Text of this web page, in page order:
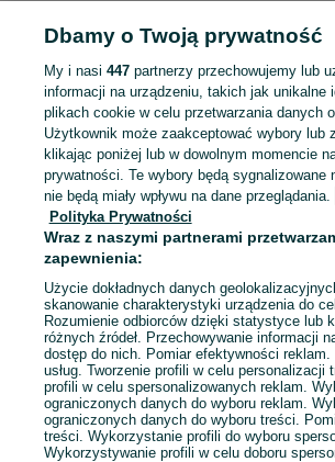
łata dachowa księżycowe miasto
przyłącz teletechniczne przyłącza
Mapa kategorii
Mapa miejscowości
Mapa ministron
Dbamy o Twoją prywatność
My i nasi 447partnerzy przechowujemy lub
informacji na urządzeniu, takich jak unikalne
plikach cookie w celu przetwarzania danych
Użytkownik może zaakceptować wybory lub
klikając poniżej lub w dowolnym momencie
prywatności. Te wybory będą sygnalizowane
nie będą miały wpływu na dane przeglądania.
Polityka Prywatności
Wraz z naszymi partnerami
zapewnienia:
Użycie dokładnych danych
skanowanie charakterystyki urządzenia do
Rozumienie odbiorców dzięki statystyce lub
różnych źródeł. Przechowywanie informacji
dostęp do nich. Pomiar efektywności reklam.
usług. Tworzenie profili w celu personalizacji
profili w celu spersonalizowanych reklam.
ograniczonych danych do wyboru reklam.
ograniczonych danych do wyboru treści.
treści. Wykorzystanie profili do wyboru
Wykorzystywanie profili w celu doboru